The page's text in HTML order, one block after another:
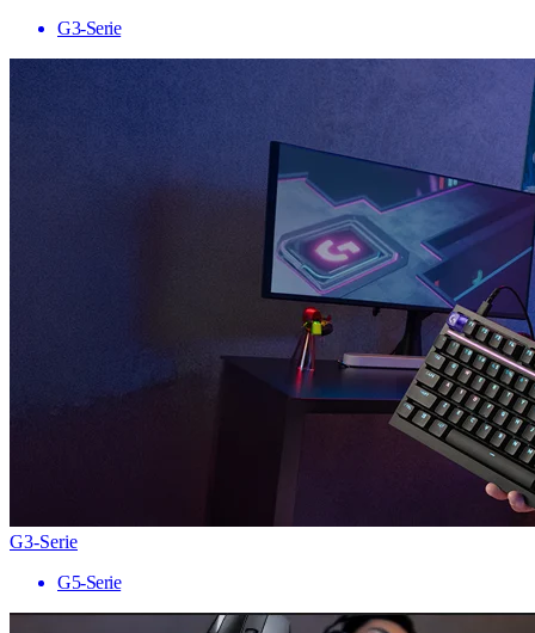
G3-Serie
G3-Serie
G5-Serie